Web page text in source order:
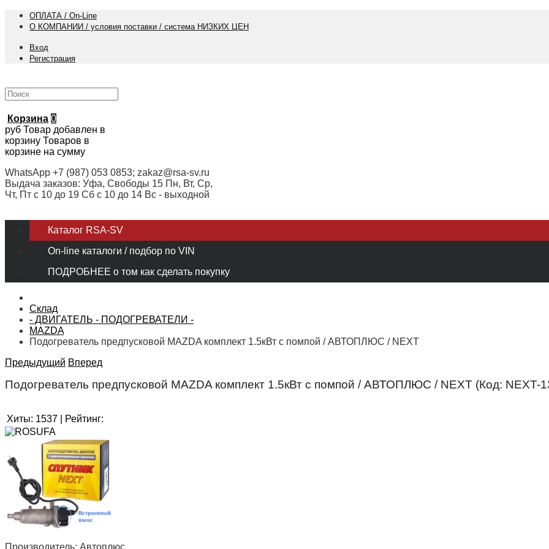
ОПЛАТА / On-Line
О КОМПАНИИ / условия поставки / система НИЗКИХ ЦЕН
Вход
Регистрация
Корзина 0
руб Товар добавлен в
корзину Товаров в
корзине на сумму
WhatsApp +7 (987) 053 0853; zakaz@rsa-sv.ru
Выдача заказов: Уфа, Свободы 15 Пн, Вт, Ср,
Чт, Пт с 10 до 19 Сб с 10 до 14 Вс - выходной
Каталог RSA-SV
On-line каталоги / подбор по VIN
ПОДРОБНЕЕ о том как сделать покупку
Склад
- ДВИГАТЕЛЬ - ПОДОГРЕВАТЕЛИ -
MAZDA
Подогреватель предпусковой MAZDA комплект 1.5кВт с помпой / АВТОПЛЮС / NEXT
Предыдущий Вперед
Подогреватель предпусковой MAZDA комплект 1.5кВт с помпой / АВТОПЛЮС / NEXT (Код: NEXT-
Хиты: 1537 Рейтинг: